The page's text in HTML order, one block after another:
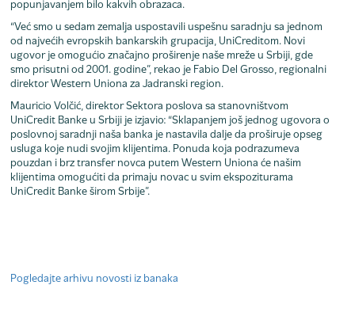
popunjavanjem bilo kakvih obrazaca.
“Već smo u sedam zemalja uspostavili uspešnu saradnju sa jednom
od najvećih evropskih bankarskih grupacija, UniCreditom. Novi
ugovor je omogućio značajno proširenje naše mreže u Srbiji, gde
smo prisutni od 2001. godine”, rekao je Fabio Del Grosso, regionalni
direktor Western Uniona za Jadranski region.
Mauricio Volčić, direktor Sektora poslova sa stanovništvom
UniCredit Banke u Srbiji je izjavio: “Sklapanjem još jednog ugovora o
poslovnoj saradnji naša banka je nastavila dalje da proširuje opseg
usluga koje nudi svojim klijentima. Ponuda koja podrazumeva
pouzdan i brz transfer novca putem Western Uniona će našim
klijentima omogućiti da primaju novac u svim ekspoziturama
UniCredit Banke širom Srbije”.
Pogledajte arhivu novosti iz banaka